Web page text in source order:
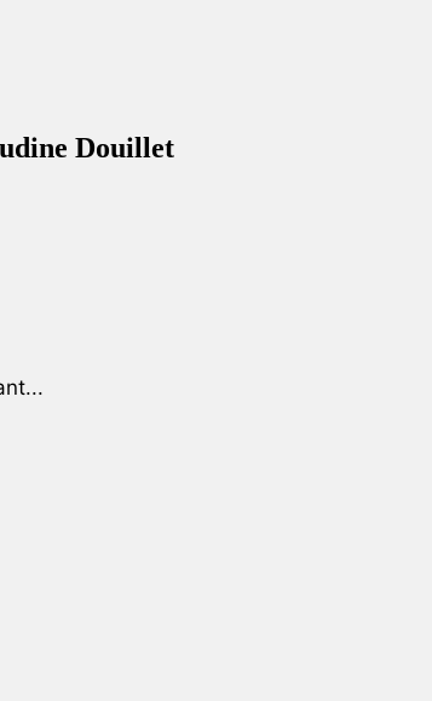
Douillet